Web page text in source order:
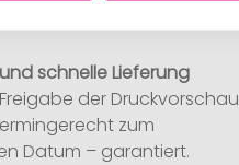
schnelle Lieferung
der Druckvorschau
zum
Datum – garantiert.